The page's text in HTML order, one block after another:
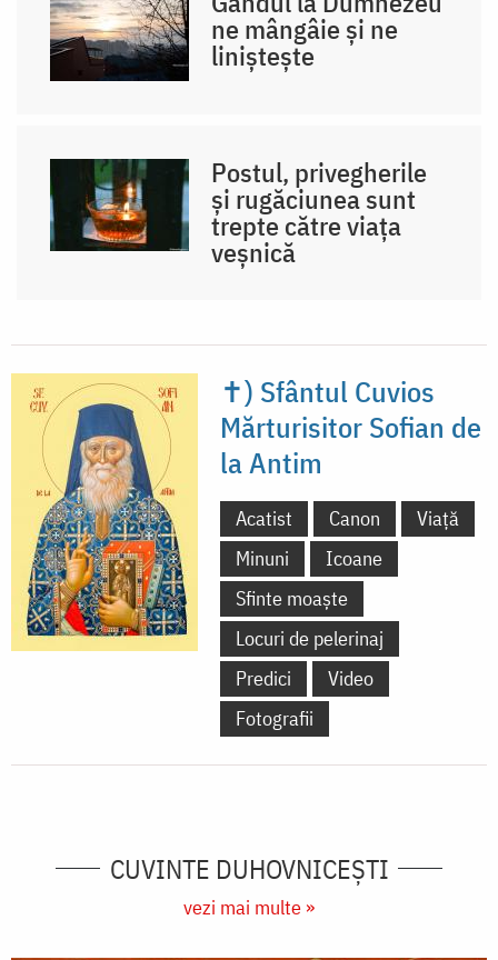
ne mângâie și ne
liniștește
Postul, privegherile
și rugăciunea sunt
trepte către viața
veșnică
✝) Sfântul Cuvios
Mărturisitor Sofian de
la Antim
Acatist Canon
Viață
Minuni
Icoane
Sfinte moaște
Locuri de pelerinaj
Predici
Video
Fotografii
CUVINTE DUHOVNICEȘTI
vezi mai multe »